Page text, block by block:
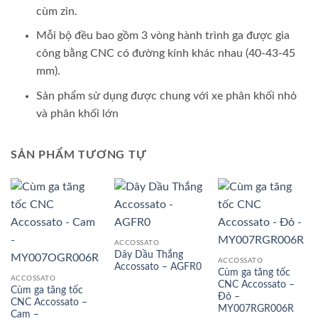
cùm zin.
Mỗi bộ đều bao gồm 3 vòng hành trình ga được gia
công bằng CNC có đường kính khác nhau (40-43-45
mm).
Sản phẩm sử dụng được chung với xe phân khối nhỏ
và phân khối lớn
SẢN PHẨM TƯƠNG TỰ
ACCOSSATO
Cùm ga tăng tốc
CNC Accossato –
Cam –
ACCOSSATO
Dây Dầu Thắng
Accossato – AGFR0
ACCOSSATO
Cùm ga tăng tốc
CNC Accossato –
Đỏ –
MY007RGR006R